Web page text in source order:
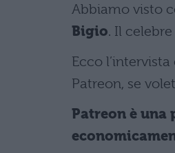
Abbiamo visto
Bigio. Il
Ecco
Patreon, se
Patreon è